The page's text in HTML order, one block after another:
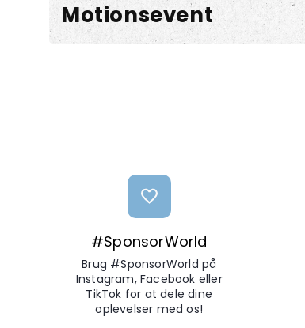
Motionsevent
#SponsorWorld
Brug #SponsorWorld på
Instagram, Facebook eller
TikTok for at dele dine
oplevelser med os!